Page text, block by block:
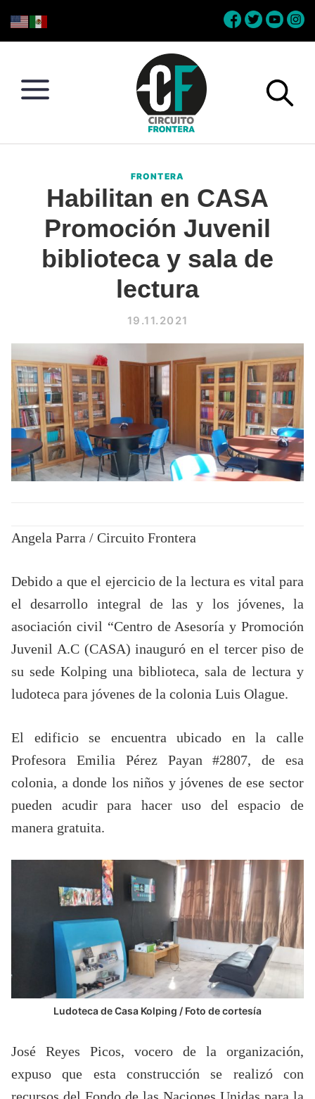
to
to
to
to
Conéctate
la
frontera
FRONTERA
Habilitan en CASA
Promoción Juvenil
biblioteca y sala de
lectura
19.11.2021
Angela Parra / Circuito Frontera
Debido a que el ejercicio de la lectura es vital para
el desarrollo integral de las y los jóvenes, la
asociación civil “Centro de Asesoría y Promoción
Juvenil A.C (CASA) inauguró en el tercer piso de
su sede Kolping una biblioteca, sala de lectura y
ludoteca para jóvenes de la colonia Luis Olague.
El edificio se encuentra ubicado en la calle
Profesora Emilia Pérez Payan #2807, de esa
colonia, a donde los niños y jóvenes de ese sector
pueden acudir para hacer uso del espacio de
manera gratuita.
Ludoteca de Casa Kolping / Foto de cortesía
José Reyes Picos, vocero de la organización,
expuso que esta construcción se realizó con